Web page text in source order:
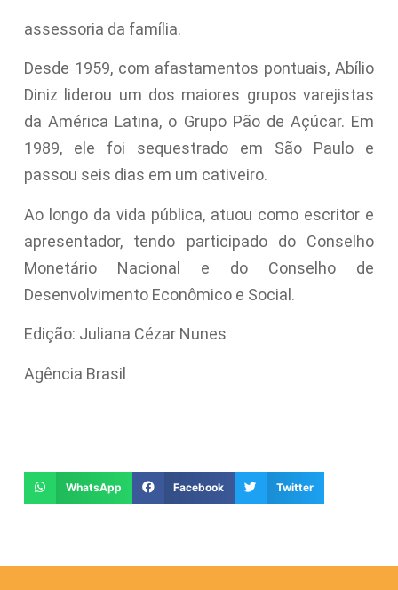
assessoria da família.
Desde 1959, com afastamentos pontuais, Abílio
Diniz liderou um dos maiores grupos varejistas
da América Latina, o Grupo Pão de Açúcar. Em
1989, ele foi sequestrado em São Paulo e
passou seis dias em um cativeiro.
Ao longo da vida pública, atuou como escritor e
apresentador, tendo participado do Conselho
Monetário Nacional e do Conselho de
Desenvolvimento Econômico e Social.
Edição: Juliana Cézar Nunes
Agência Brasil
WhatsApp Facebook Twitter